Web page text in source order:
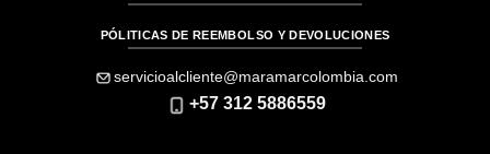
PÓLITICAS DE REEMBOLSO Y DEVOLUCIONES
servicioalcliente@maramarcolombia.com
+57 312 5886559